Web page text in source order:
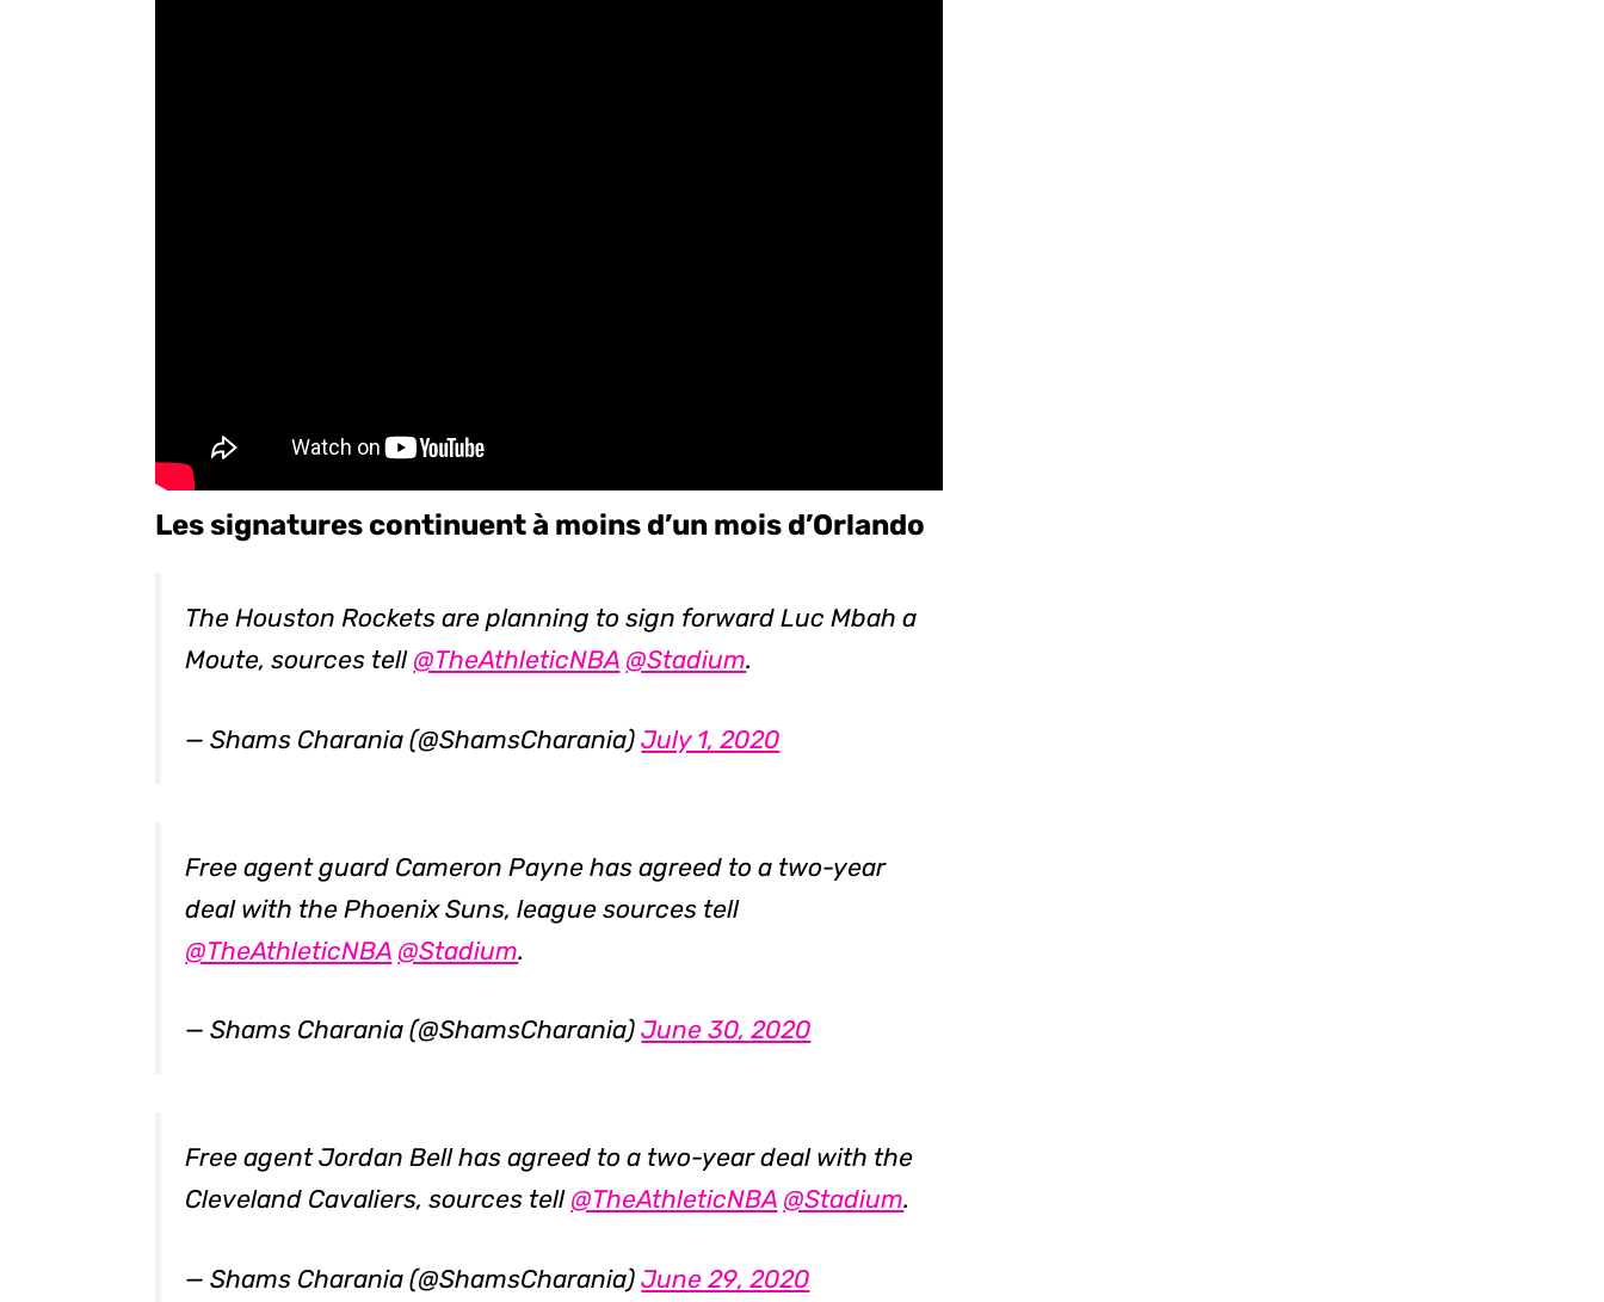
Les signatures continuent à moins d’un mois d’Orlando
The Houston Rockets are planning to sign forward Luc Mbah a
Moute, sources tell @TheAthleticNBA @Stadium.
— Shams Charania (@ShamsCharania)July 1, 2020
Free agent guard Cameron Payne has agreed to a two-year
deal with the Phoenix Suns, league sources tell
@TheAthleticNBA @Stadium.
— Shams Charania (@ShamsCharania)June 30, 2020
Free agent Jordan Bell has agreed to a two-year deal with the
Cleveland Cavaliers, sources tell @TheAthleticNBA @Stadium.
— Shams Charania (@ShamsCharania)June 29, 2020